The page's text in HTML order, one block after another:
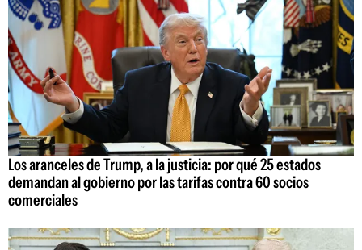
Los aranceles de Trump, a la justicia: por qué 25 estados
demandan al gobierno por las tarifas contra 60 socios
comerciales